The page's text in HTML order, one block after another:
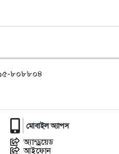
৮০৮৮০৪
মোবাইল অ্যাপস
অ্যান্ড্রয়েড
আইফোন